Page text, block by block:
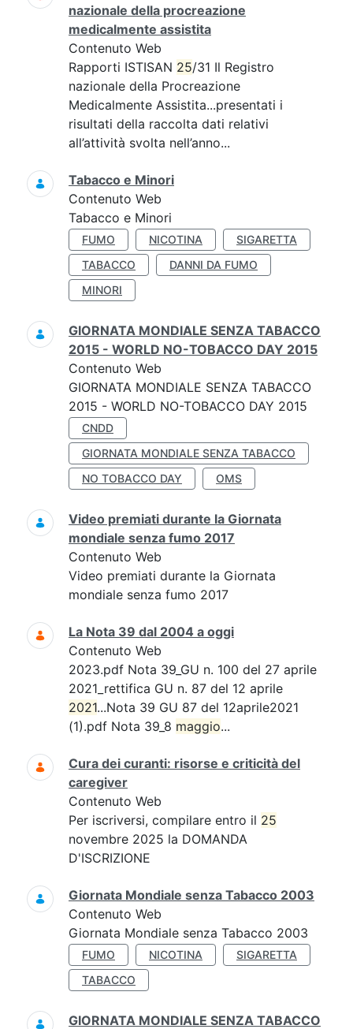
nazionale della procreazione
medicalmente assistita
Contenuto Web
Rapporti ISTISAN 25/31 Il Registro
nazionale della Procreazione
Medicalmente Assistita...presentati i
risultati della raccolta dati relativi
all’attività svolta nell’anno...
Tabacco e Minori
Contenuto Web
Tabacco e Minori
FUMO NICOTINA
SIGARETTA
TABACCO
DANNI DA FUMO
MINORI
GIORNATA MONDIALE SENZA TABACCO
2015 - WORLD NO-TOBACCO DAY 2015
Contenuto Web
GIORNATA MONDIALE SENZA TABACCO
2015 - WORLD NO-TOBACCO DAY 2015
CNDD
GIORNATA MONDIALE SENZA TABACCO
NO TOBACCO DAY
OMS
Video premiati durante la Giornata
mondiale senza fumo 2017
Contenuto Web
Video premiati durante la Giornata
mondiale senza fumo 2017
La Nota 39 dal 2004 a oggi
Contenuto Web
2023.pdf Nota 39_GU n. 100 del 27 aprile
2021_rettifica GU n. 87 del 12 aprile
2021...Nota 39 GU 87 del 12aprile2021
(1).pdf Nota 39_8 maggio...
Cura dei curanti: risorse e criticità del
caregiver
Contenuto Web
Per iscriversi, compilare entro il 25
novembre 2025 la DOMANDA
D'ISCRIZIONE
Giornata Mondiale senza Tabacco 2003
Contenuto Web
Giornata Mondiale senza Tabacco 2003
FUMO NICOTINA
SIGARETTA
TABACCO
GIORNATA MONDIALE SENZA TABACCO